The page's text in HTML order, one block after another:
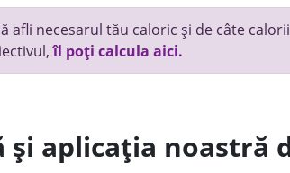
afli necesarul tău caloric și de câte
îl poți calcula aici.
și aplicația noastră